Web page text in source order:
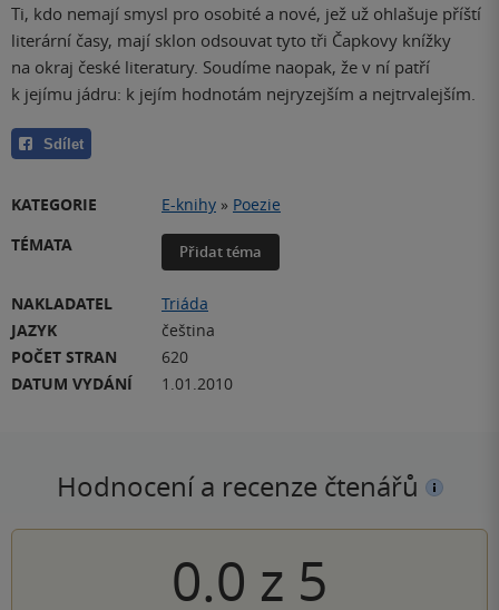
Ti, kdo nemají smysl pro osobité a nové, jež už ohlašuje příští
literární časy, mají sklon odsouvat tyto tři Čapkovy knížky
na okraj české literatury. Soudíme naopak, že v ní patří
k jejímu jádru: k jejím hodnotám nejryzejším a nejtrvalejším.
Sdílet
KATEGORIE E-knihy » Poezie
TÉMATA
Přidat téma
NAKLADATEL
Triáda
JAZYK
čeština
POČET STRAN
620
DATUM VYDÁNÍ
1.01.2010
Hodnocení a recenze čtenářů
0.0 z 5